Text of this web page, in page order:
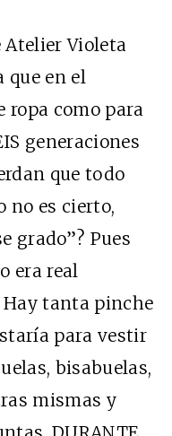
Atelier Violeta
que en el
ropa como para
generaciones
que todo
no es cierto,
grado”? Pues
era real
Hay tanta pinche
para vestir
bisabuelas,
mismas y